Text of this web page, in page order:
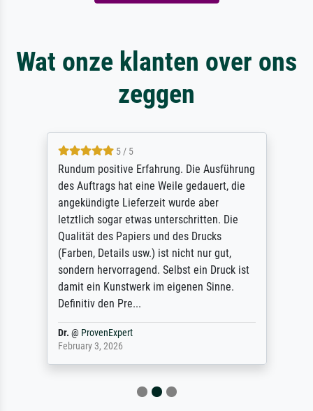
Wat onze klanten over ons
zeggen
5 / 5
Rundum positive Erfahrung. Die Ausführung
des Auftrags hat eine Weile gedauert, die
angekündigte Lieferzeit wurde aber
letztlich sogar etwas unterschritten. Die
Qualität des Papiers und des Drucks
(Farben, Details usw.) ist nicht nur gut,
sondern hervorragend. Selbst ein Druck ist
damit ein Kunstwerk im eigenen Sinne.
Definitiv den Pre...
Dr. @ ProvenExpert
February 3, 2026